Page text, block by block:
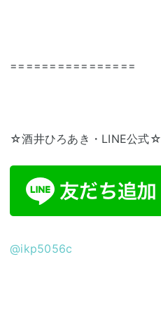
================
☆酒井ひろあき・LINE公式☆
@ikp5056c